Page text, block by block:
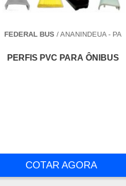
FEDERAL BUS / ANANINDEUA - PA
PERFIS PVC PARA ÔNIBUS
COTAR AGORA